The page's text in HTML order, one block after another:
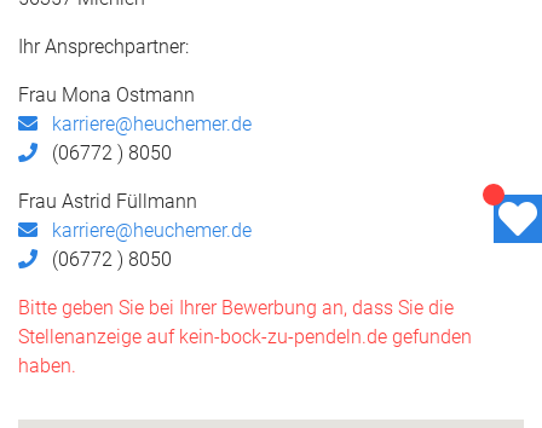
Ihr Ansprechpartner:
Frau Mona Ostmann
karriere@heuchemer.de
(06772 ) 8050
Frau Astrid Füllmann
karriere@heuchemer.de
(06772 ) 8050
Bitte geben Sie bei Ihrer Bewerbung an, dass Sie die
Stellenanzeige auf kein-bock-zu-pendeln.de gefunden
haben.